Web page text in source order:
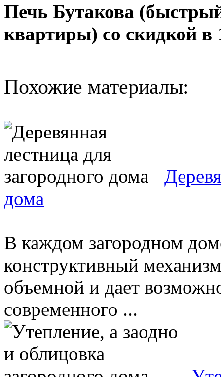
Печь Бутакова
квартиры) со скидкой в
Похожие материалы:
дома
В каждом загородном
конструктивный
объемной и дает
современного ...